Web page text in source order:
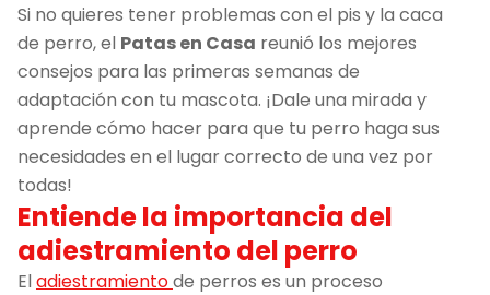
Si no quieres tener problemas con el pis y la caca
de perro, el Patas en Casa reunió los mejores
consejos para las primeras semanas de
adaptación con tu mascota. ¡Dale una mirada y
aprende cómo hacer para que tu perro haga sus
necesidades en el lugar correcto de una vez por
todas!
Entiende la importancia del
adiestramiento del perro
Eladiestramientode perros es un proceso